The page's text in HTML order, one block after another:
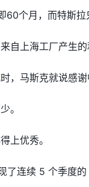
个月，而特斯拉
自上海工厂产生
，马斯克就说感谢
。
上优秀。
了连续 5 个季度